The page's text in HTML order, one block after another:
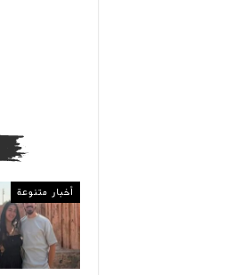
أخبار متنوعة